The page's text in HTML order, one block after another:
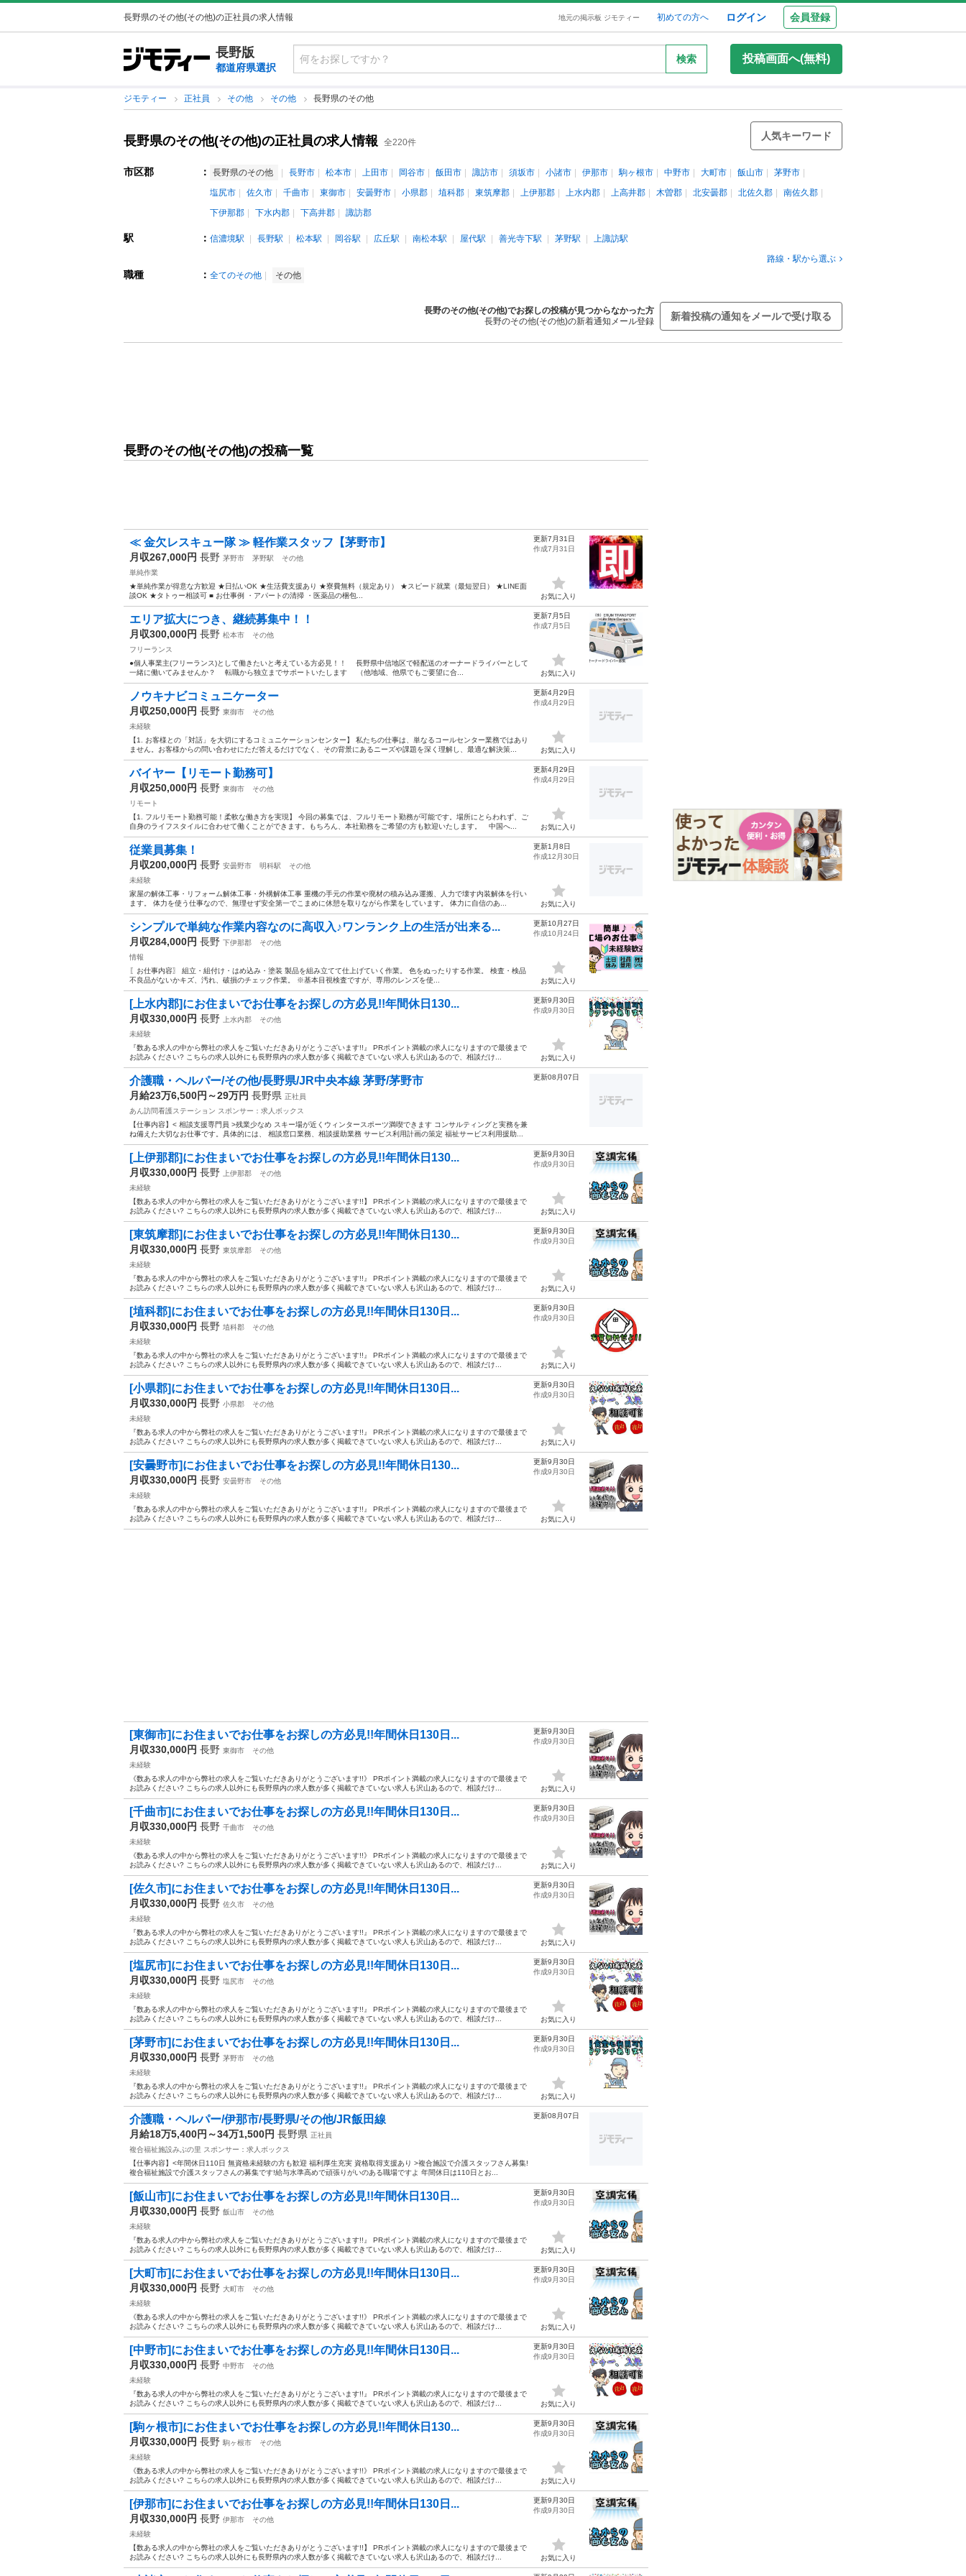
長野県のその他(その他)の正社員の求人情報 地元の掲示板 ジモティー 初めての方へ ログイン 会員登録
長野版
都道府県選択
検索 投稿画面へ(無料)
ジモティー 正社員 その他 その他 長野県のその他
長野県のその他(その他)の正社員の求人情報 全220件
人気キーワード
市区郡 ： 長野県のその他 長野市 松本市 上田市 岡谷市 飯田市 諏訪市 須坂市 小諸市 伊那市 駒ヶ根市 中野市 大町市 飯山市
茅野市
塩尻市
佐久市 千曲市 東御市 安曇野市 小県郡 埴科郡 東筑摩郡 上伊那郡 上水内郡 上高井郡 木曽郡 北安曇郡 北佐久郡
南佐久郡
下伊那郡
下水内郡 下高井郡 諏訪郡
駅 ： 信濃境駅 長野駅 松本駅 岡谷駅 広丘駅 南松本駅 屋代駅 善光寺下駅 茅野駅
上諏訪駅
路線・駅から選ぶ
職種 ： 全てのその他 その他
長野のその他(その他)でお探しの投稿が見つからなかった方
長野のその他(その他)の新着通知メール登録
新着投稿の通知をメールで受け取る
長野のその他(その他)の投稿一覧
≪ 金欠レスキュー隊 ≫ 軽作業スタッフ【茅野市】
月収267,000円 長野 茅野市 茅野駅
その他
単純作業
★単純作業が得意な方歓迎 ★日払いOK ★生活費支援あり ★寮費無料（規定あり） ★スピード就業（最短翌日） ★LINE面
談OK ★タトゥー相談可 ■ お仕事例 ・アパートの清掃 ・医薬品の梱包...
更新7月31日
作成7月31日
お気に入り
エリア拡大につき、継続募集中！！
月収300,000円 長野 松本市
その他
フリーランス
●個人事業主(フリーランス)として働きたいと考えている方必見！！ 長野県中信地区で軽配送のオーナードライバーとして
一緒に働いてみませんか？ 転職から独立までサポートいたします （他地域、他県でもご要望に合...
更新7月5日
作成7月5日
お気に入り
ノウキナビコミュニケーター
月収250,000円 長野 東御市
その他
未経験
【1. お客様との「対話」を大切にするコミュニケーションセンター】 私たちの仕事は、単なるコールセンター業務ではあり
ません。お客様からの問い合わせにただ答えるだけでなく、その背景にあるニーズや課題を深く理解し、最適な解決策...
更新4月29日
作成4月29日
お気に入り
バイヤー【リモート勤務可】
月収250,000円 長野 東御市
その他
リモート
【1. フルリモート勤務可能！柔軟な働き方を実現】 今回の募集では、フルリモート勤務が可能です。場所にとらわれず、ご
自身のライフスタイルに合わせて働くことができます。もちろん、本社勤務をご希望の方も歓迎いたします。 中国へ...
更新4月29日
作成4月29日
お気に入り
従業員募集！
月収200,000円 長野 安曇野市 明科駅
その他
未経験
家屋の解体工事・リフォーム解体工事・外構解体工事 重機の手元の作業や廃材の積み込み運搬、人力で壊す内装解体を行い
ます。 体力を使う仕事なので、無理せず安全第一でこまめに休憩を取りながら作業をしています。 体力に自信のあ...
更新1月8日
作成12月30日
お気に入り
シンプルで単純な作業内容なのに高収入♪ワンランク上の生活が出来る...
月収284,000円 長野 下伊那郡
その他
情報
〖お仕事内容〗 組立・組付け・はめ込み・塗装 製品を組み立てて仕上げていく作業。 色をぬったりする作業。 検査・検品
不良品がないかキズ、汚れ、破損のチェック作業。 ※基本目視検査ですが、専用のレンズを使...
更新10月27日
作成10月24日
お気に入り
[上水内郡]にお住まいでお仕事をお探しの方必見!!年間休日130...
月収330,000円 長野 上水内郡
その他
未経験
『数ある求人の中から弊社の求人をご覧いただきありがとうございます!!』 PRポイント満載の求人になりますので最後まで
お読みください? こちらの求人以外にも長野県内の求人数が多く掲載できていない求人も沢山あるので、相談だけ...
更新9月30日
作成9月30日
お気に入り
介護職・ヘルパー/その他/長野県/JR中央本線 茅野/茅野市
月給23万6,500円～29万円 長野県 正社員
あん訪問看護ステーション スポンサー：求人ボックス
【仕事内容】< 相談支援専門員 >残業少なめ スキー場が近くウィンタースポーツ満喫できます コンサルティングと実務を兼
ね備えた大切なお仕事です。具体的には、 相談窓口業務、相談援助業務 サービス利用計画の策定 福祉サービス利用援助...
更新08月07日
[上伊那郡]にお住まいでお仕事をお探しの方必見!!年間休日130...
月収330,000円 長野 上伊那郡
その他
未経験
【数ある求人の中から弊社の求人をご覧いただきありがとうございます!!】 PRポイント満載の求人になりますので最後まで
お読みください? こちらの求人以外にも長野県内の求人数が多く掲載できていない求人も沢山あるので、相談だけ...
更新9月30日
作成9月30日
お気に入り
[東筑摩郡]にお住まいでお仕事をお探しの方必見!!年間休日130...
月収330,000円 長野 東筑摩郡
その他
未経験
『数ある求人の中から弊社の求人をご覧いただきありがとうございます!!』 PRポイント満載の求人になりますので最後まで
お読みください? こちらの求人以外にも長野県内の求人数が多く掲載できていない求人も沢山あるので、相談だけ...
更新9月30日
作成9月30日
お気に入り
[埴科郡]にお住まいでお仕事をお探しの方必見!!年間休日130日...
月収330,000円 長野 埴科郡
その他
未経験
『数ある求人の中から弊社の求人をご覧いただきありがとうございます!!』 PRポイント満載の求人になりますので最後まで
お読みください? こちらの求人以外にも長野県内の求人数が多く掲載できていない求人も沢山あるので、相談だけ...
更新9月30日
作成9月30日
お気に入り
[小県郡]にお住まいでお仕事をお探しの方必見!!年間休日130日...
月収330,000円 長野 小県郡
その他
未経験
『数ある求人の中から弊社の求人をご覧いただきありがとうございます!!』 PRポイント満載の求人になりますので最後まで
お読みください? こちらの求人以外にも長野県内の求人数が多く掲載できていない求人も沢山あるので、相談だけ...
更新9月30日
作成9月30日
お気に入り
[安曇野市]にお住まいでお仕事をお探しの方必見!!年間休日130...
月収330,000円 長野 安曇野市
その他
未経験
『数ある求人の中から弊社の求人をご覧いただきありがとうございます!!』 PRポイント満載の求人になりますので最後まで
お読みください? こちらの求人以外にも長野県内の求人数が多く掲載できていない求人も沢山あるので、相談だけ...
更新9月30日
作成9月30日
お気に入り
[東御市]にお住まいでお仕事をお探しの方必見!!年間休日130日...
月収330,000円 長野 東御市
その他
未経験
《数ある求人の中から弊社の求人をご覧いただきありがとうございます!!》 PRポイント満載の求人になりますので最後まで
お読みください? こちらの求人以外にも長野県内の求人数が多く掲載できていない求人も沢山あるので、相談だけ...
更新9月30日
作成9月30日
お気に入り
[千曲市]にお住まいでお仕事をお探しの方必見!!年間休日130日...
月収330,000円 長野 千曲市
その他
未経験
《数ある求人の中から弊社の求人をご覧いただきありがとうございます!!》 PRポイント満載の求人になりますので最後まで
お読みください? こちらの求人以外にも長野県内の求人数が多く掲載できていない求人も沢山あるので、相談だけ...
更新9月30日
作成9月30日
お気に入り
[佐久市]にお住まいでお仕事をお探しの方必見!!年間休日130日...
月収330,000円 長野 佐久市
その他
未経験
『数ある求人の中から弊社の求人をご覧いただきありがとうございます!!』 PRポイント満載の求人になりますので最後まで
お読みください? こちらの求人以外にも長野県内の求人数が多く掲載できていない求人も沢山あるので、相談だけ...
更新9月30日
作成9月30日
お気に入り
[塩尻市]にお住まいでお仕事をお探しの方必見!!年間休日130日...
月収330,000円 長野 塩尻市
その他
未経験
『数ある求人の中から弊社の求人をご覧いただきありがとうございます!!』 PRポイント満載の求人になりますので最後まで
お読みください? こちらの求人以外にも長野県内の求人数が多く掲載できていない求人も沢山あるので、相談だけ...
更新9月30日
作成9月30日
お気に入り
[茅野市]にお住まいでお仕事をお探しの方必見!!年間休日130日...
月収330,000円 長野 茅野市
その他
未経験
『数ある求人の中から弊社の求人をご覧いただきありがとうございます!!』 PRポイント満載の求人になりますので最後まで
お読みください? こちらの求人以外にも長野県内の求人数が多く掲載できていない求人も沢山あるので、相談だけ...
更新9月30日
作成9月30日
お気に入り
介護職・ヘルパー/伊那市/長野県/その他/JR飯田線
月給18万5,400円～34万1,500円 長野県 正社員
複合福祉施設みぶの里 スポンサー：求人ボックス
【仕事内容】<年間休日110日 無資格未経験の方も歓迎 福利厚生充実 資格取得支援あり >複合施設で介護スタッフさん募集!
複合福祉施設で介護スタッフさんの募集です!給与水準高めで頑張りがいのある職場ですよ 年間休日は110日とお...
更新08月07日
[飯山市]にお住まいでお仕事をお探しの方必見!!年間休日130日...
月収330,000円 長野 飯山市
その他
未経験
『数ある求人の中から弊社の求人をご覧いただきありがとうございます!!』 PRポイント満載の求人になりますので最後まで
お読みください? こちらの求人以外にも長野県内の求人数が多く掲載できていない求人も沢山あるので、相談だけ...
更新9月30日
作成9月30日
お気に入り
[大町市]にお住まいでお仕事をお探しの方必見!!年間休日130日...
月収330,000円 長野 大町市
その他
未経験
《数ある求人の中から弊社の求人をご覧いただきありがとうございます!!》 PRポイント満載の求人になりますので最後まで
お読みください? こちらの求人以外にも長野県内の求人数が多く掲載できていない求人も沢山あるので、相談だけ...
更新9月30日
作成9月30日
お気に入り
[中野市]にお住まいでお仕事をお探しの方必見!!年間休日130日...
月収330,000円 長野 中野市
その他
未経験
『数ある求人の中から弊社の求人をご覧いただきありがとうございます!!』 PRポイント満載の求人になりますので最後まで
お読みください? こちらの求人以外にも長野県内の求人数が多く掲載できていない求人も沢山あるので、相談だけ...
更新9月30日
作成9月30日
お気に入り
[駒ヶ根市]にお住まいでお仕事をお探しの方必見!!年間休日130...
月収330,000円 長野 駒ヶ根市
その他
未経験
《数ある求人の中から弊社の求人をご覧いただきありがとうございます!!》 PRポイント満載の求人になりますので最後まで
お読みください? こちらの求人以外にも長野県内の求人数が多く掲載できていない求人も沢山あるので、相談だけ...
更新9月30日
作成9月30日
お気に入り
[伊那市]にお住まいでお仕事をお探しの方必見!!年間休日130日...
月収330,000円 長野 伊那市
その他
未経験
【数ある求人の中から弊社の求人をご覧いただきありがとうございます!!】 PRポイント満載の求人になりますので最後まで
お読みください? こちらの求人以外にも長野県内の求人数が多く掲載できていない求人も沢山あるので、相談だけ...
更新9月30日
作成9月30日
お気に入り